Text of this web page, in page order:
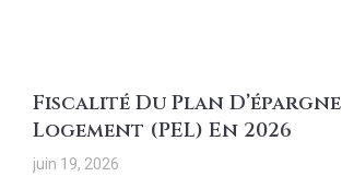
Fiscalité Du Plan D’épargne
Logement (PEL) En 2026
juin 19, 2026